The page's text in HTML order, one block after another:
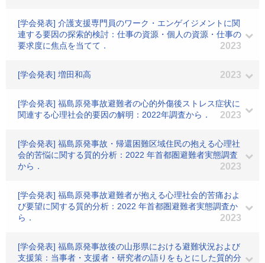
[学会発表] 介護支援専門員のワーク・エンゲイジメントに関
連する要因の探索的検討：仕事の資源・個人の資源・仕事の
要求度に焦点を当てて．
2023
[学会発表] 増田和高 2023
[学会発表] 福島原発事故避難者の心的外傷後ストレス症状に
関連する心理社会的要因の解明：2022年調査から．
2023
[学会発表] 福島原発事故・帰還困難区域住民の抱える心理社
会的苦悩に関する質的分析：2022 年首都圏避難者実態調査
から．
2023
[学会発表] 福島原発事故避難者が抱える心理社会的苦痛およ
び要望に関する質的分析：2022 年首都圏避難者実態調査か
ら．
2023
[学会発表] 福島原発事故後の山形県における避難状況および
支援策：当事者・支援者・研究者の語りをもとにした質的分